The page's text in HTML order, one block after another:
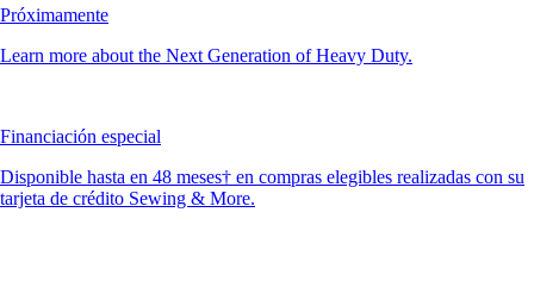
Próximamente
Learn more about the Next Generation of Heavy Duty.
Financiación especial
Disponible hasta en 48 meses† en compras elegibles realizadas con su
tarjeta de crédito Sewing & More.